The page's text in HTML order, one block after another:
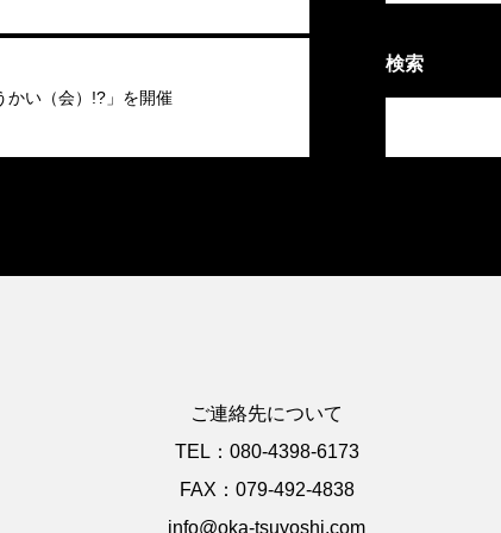
かい（会）!?」を開催
検索
ご連絡先について
TEL：080-4398-6173
FAX：079-492-4838
info@oka-tsuyoshi.com